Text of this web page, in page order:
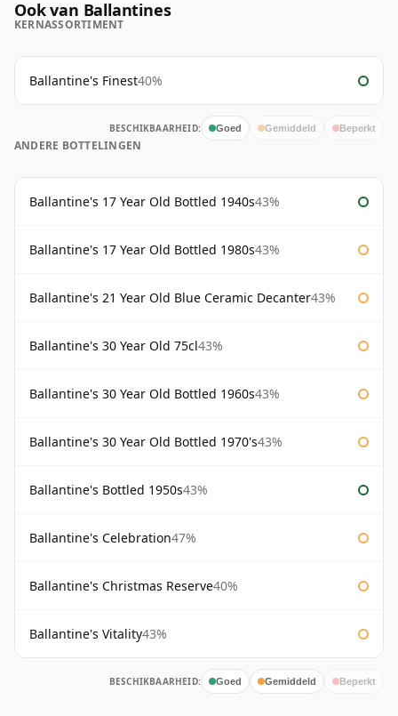
Ook van Ballantines
KERNASSORTIMENT
Ballantine's Finest40%
BESCHIKBAARHEID: Goed Gemiddeld Beperkt
ANDERE BOTTELINGEN
Ballantine's 17 Year Old Bottled 1940s43%
Ballantine's 17 Year Old Bottled 1980s43%
Ballantine's 21 Year Old Blue Ceramic Decanter43%
Ballantine's 30 Year Old 75cl43%
Ballantine's 30 Year Old Bottled 1960s43%
Ballantine's 30 Year Old Bottled 1970's43%
Ballantine's Bottled 1950s43%
Ballantine's Celebration47%
Ballantine's Christmas Reserve40%
Ballantine's Vitality43%
BESCHIKBAARHEID: Goed Gemiddeld Beperkt